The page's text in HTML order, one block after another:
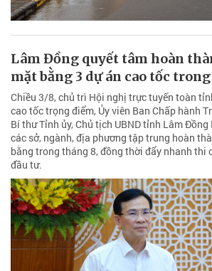
Lâm Đồng quyết tâm hoàn
mặt bằng 3 dự án cao tốc
Chiều 3/8, chủ trì Hội nghị trực tuyến toàn
cao tốc trọng điểm, Ủy viên Ban Chấp hành
Bí thư Tỉnh ủy, Chủ tịch UBND tỉnh Lâm Đồng
các sở, ngành, địa phương tập trung hoàn
bằng trong tháng 8, đồng thời đẩy nhanh thi
đầu tư.